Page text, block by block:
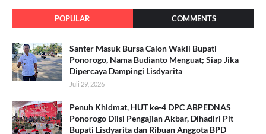
POPULAR COMMENTS
Santer Masuk Bursa Calon Wakil Bupati
Ponorogo, Nama Budianto Menguat; Siap Jika
Dipercaya Dampingi Lisdyarita
Juli 29, 2026
Penuh Khidmat, HUT ke-4 DPC ABPEDNAS
Ponorogo Diisi Pengajian Akbar, Dihadiri Plt
Bupati Lisdyarita dan Ribuan Anggota BPD